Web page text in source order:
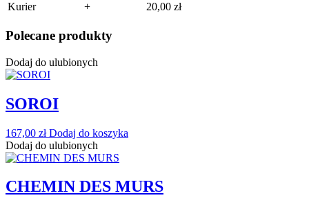
Kurier
+ 20,00 zł
Polecane produkty
Dodaj do ulubionych
SOROI
167,00 zł Dodaj do koszyka
Dodaj do ulubionych
CHEMIN DES MURS